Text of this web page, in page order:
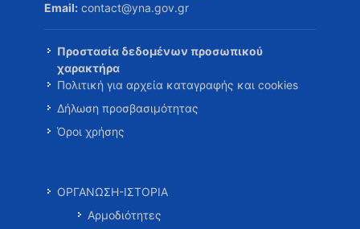
Email: contact@yna.gov.gr
Προστασία δεδομένων προσωπικού
χαρακτήρα
Πολιτική για αρχεία καταγραφής και cookies
Δήλωση προσβασιμότητας
Όροι χρήσης
ΟΡΓΑΝΩΣΗ-ΙΣΤΟΡΙΑ
Αρμοδιότητες